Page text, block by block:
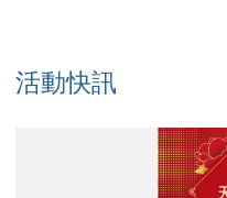
活動快訊